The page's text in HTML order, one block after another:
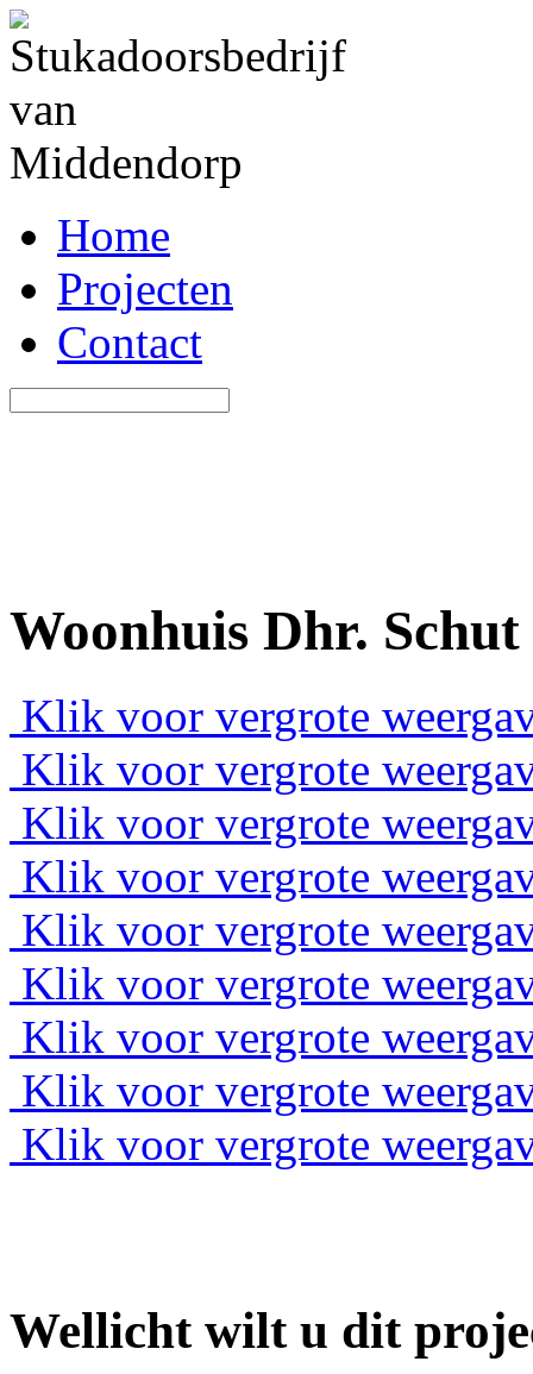
Home
Projecten
Contact
Woonhuis Dhr. Schut
Klik voor vergrote
Klik voor vergrote
Klik voor vergrote
Klik voor vergrote
Klik voor vergrote
Klik voor vergrote
Klik voor vergrote
Klik voor vergrote
Klik voor vergrote
Wellicht wilt u dit